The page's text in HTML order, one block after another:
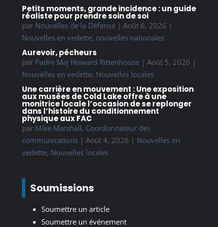
Petits moments, grande incidence : un guide
réaliste pour prendre soin de soi
par Nouvelles de la Défense| Août 6, 2026 |
Nouvelles en vedette, nouvelles nationales
Aurevoir, pécheurs
par Padre Maj Howard Rittenhouse| Août 5, 2026 |
Nouvelles en vedette, Nouvelles locales
Une carrière en mouvement : Une exposition
aux musées de Cold Lake offre à une
monitrice locale l’occasion de se replonger
dans l’histoire du conditionnement
physique aux FAC
par Mike Marshall, Coordonnateur des
communications| Août 4, 2026 | Nouvelles en
vedette, Nouvelles locales
Soumissions
Soumettre un article
Soumettre un événement